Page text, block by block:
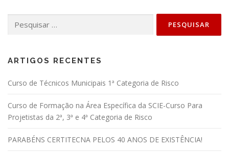
por:
ARTIGOS RECENTES
Curso de Técnicos Municipais 1ª Categoria de Risco
Curso de Formação na Área Específica da SCIE-Curso Para
Projetistas da 2ª, 3ª e 4ª Categoria de Risco
PARABÉNS CERTITECNA PELOS 40 ANOS DE EXISTÊNCIA!